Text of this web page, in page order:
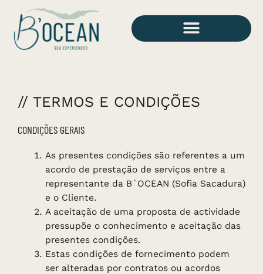
content
// TERMOS E CONDIÇÕES
CONDIÇÕES GERAIS
As presentes condições são referentes a um
acordo de prestação de serviços entre a
representante da B´OCEAN (Sofia Sacadura)
e o Cliente.
A aceitação de uma proposta de actividade
pressupõe o conhecimento e aceitação das
presentes condições.
Estas condições de fornecimento podem
ser alteradas por contratos ou acordos